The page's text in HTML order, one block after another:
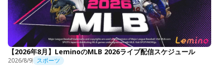
【2026年8月】LeminoのMLB 2026ライブ配信スケジュール
2026/8/9 スポーツ